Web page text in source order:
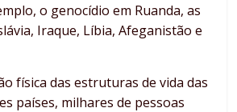
o genocídio em Ruanda, as
Iraque, Líbia, Afeganistão e
física das estruturas de vida das
países, milhares de pessoas